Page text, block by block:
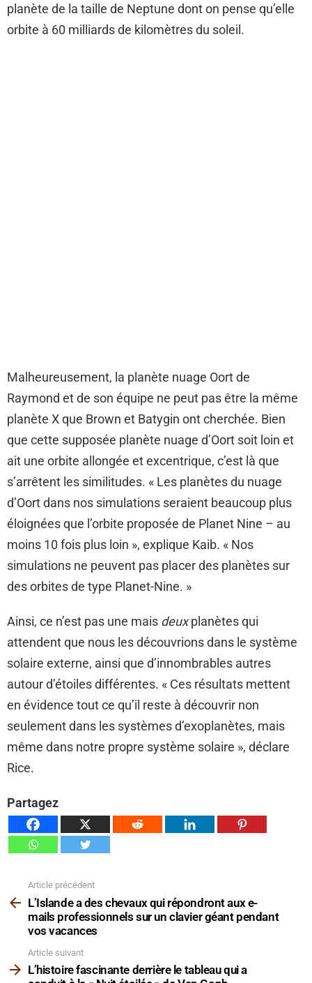
planète de la taille de Neptune dont on pense qu’elle
orbite à 60 milliards de kilomètres du soleil.
Malheureusement, la planète nuage Oort de
Raymond et de son équipe ne peut pas être la même
planète X que Brown et Batygin ont cherchée. Bien
que cette supposée planète nuage d’Oort soit loin et
ait une orbite allongée et excentrique, c’est là que
s’arrêtent les similitudes. « Les planètes du nuage
d’Oort dans nos simulations seraient beaucoup plus
éloignées que l’orbite proposée de Planet Nine – au
moins 10 fois plus loin », explique Kaib. « Nos
simulations ne peuvent pas placer des planètes sur
des orbites de type Planet-Nine. »
Ainsi, ce n’est pas une mais deuxplanètes qui
attendent que nous les découvrions dans le système
solaire externe, ainsi que d’innombrables autres
autour d’étoiles différentes. « Ces résultats mettent
en évidence tout ce qu’il reste à découvrir non
seulement dans les systèmes d’exoplanètes, mais
même dans notre propre système solaire », déclare
Rice.
Partagez
plus
Article précédent
L’Islande a des chevaux qui répondront aux e-
mails professionnels sur un clavier géant pendant
vos vacances
Article suivant
L’histoire fascinante derrière le tableau qui a